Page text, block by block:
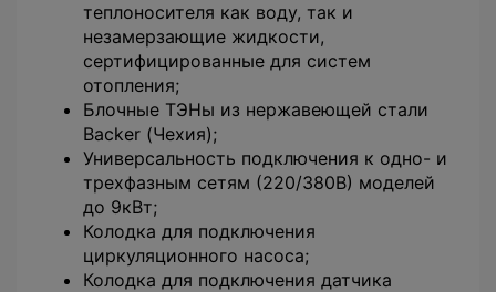
теплоносителя как воду, так и
незамерзающие жидкости,
сертифицированные для систем
отопления;
Блочные ТЭНы из нержавеющей стали
Backer (Чехия);
Универсальность подключения к одно- и
трехфазным сетям (220/380В) моделей
до 9кВт;
Колодка для подключения
циркуляционного насоса;
Колодка для подключения датчика